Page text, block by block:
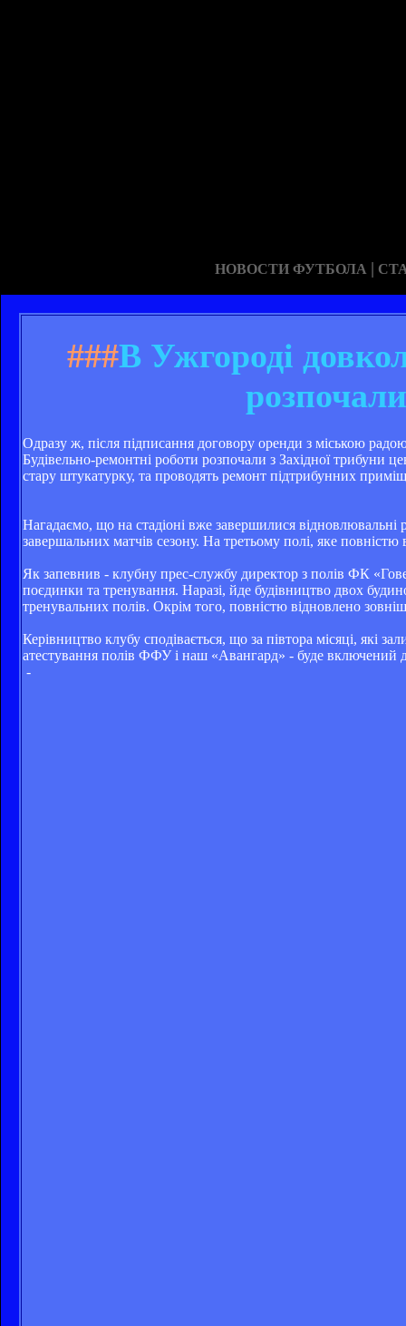
НОВОСТИ ФУТБОЛА |
###В Ужгороді
Одразу ж, після підписання договору оренди з міською
Будівельно-ремонтні роботи розпочали з Західної трибуни
стару штукатурку, та проводять ремонт підтрибунних
Нагадаємо, що на стадіоні вже завершилися
завершальних матчів сезону. На третьому полі, яке повністю
Як запевнив - клубну прес-службу директор з полів ФК
поєдинки та тренування. Наразі, йде будівництво двох
тренувальних полів. Окрім того, повністю відновлено
Керівництво клубу сподівається, що за півтора місяці, які
атестування полів ФФУ і наш «Авангард» - буде включений
-